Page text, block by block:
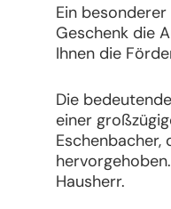
Ein
Geschenk die
Ihnen die
Die
einer
Hausherr.